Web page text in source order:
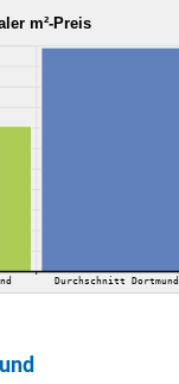
m²-Preis
Durchschnitt Dortmund